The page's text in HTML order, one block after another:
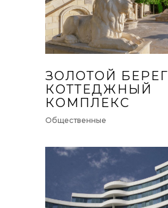
ЗОЛОТОЙ БЕРЕГ
КОТТЕДЖНЫЙ
КОМПЛЕКС
Общественные